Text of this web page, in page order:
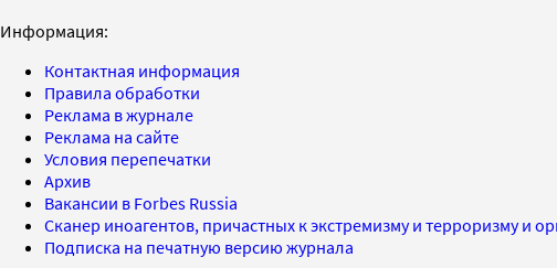
Информация:
Контактная информация
Правила обработки
Реклама в журнале
Реклама на сайте
Условия перепечатки
Архив
Вакансии в Forbes Russia
Сканер иноагентов, причастных к экстремизму и терроризму и
Подписка на печатную версию журнала